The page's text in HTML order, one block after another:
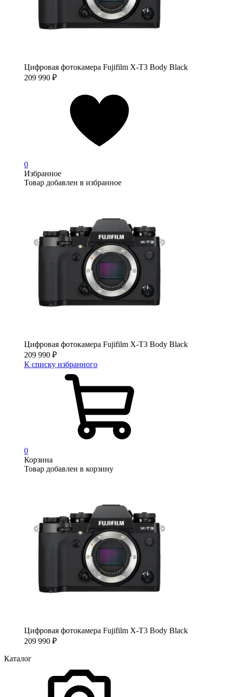
Цифровая фотокамера Fujifilm X-T3 Body Black
209 990 ₽
0
Избранное
Товар добавлен в избранное
Цифровая фотокамера Fujifilm X-T3 Body Black
209 990 ₽
К списку избранного
0
Корзина
Товар добавлен в корзину
Цифровая фотокамера Fujifilm X-T3 Body Black
209 990 ₽
Каталог